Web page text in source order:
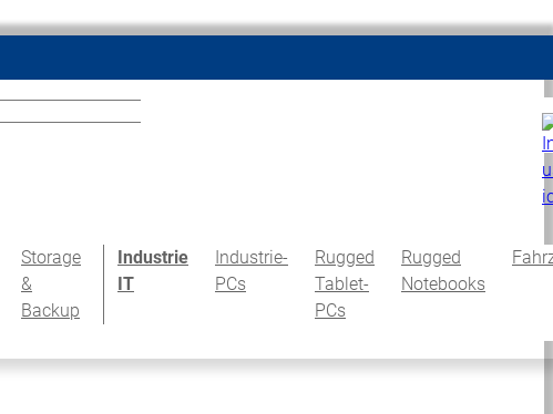
Storage
&
Backup
Industrie
IT
Industrie-
PCs
Rugged
Tablet-
PCs
Rugged
Notebooks